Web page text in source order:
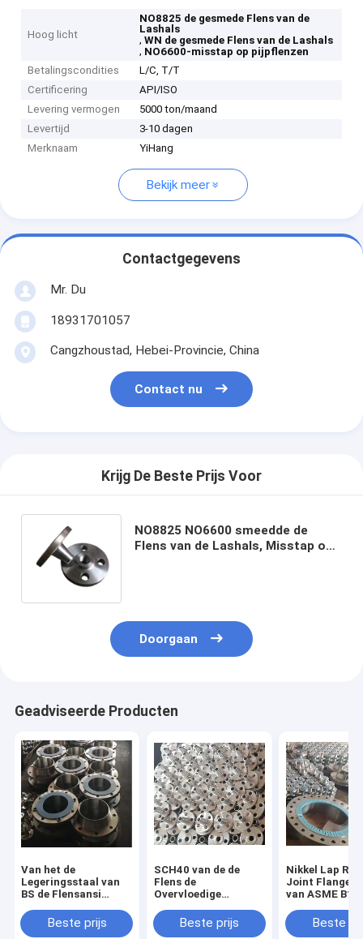
Hoog licht
NO8825 de gesmede Flens van de
Lashals
,WN de gesmede Flens van de Lashals
, NO6600-misstap op pijpflenzen
Betalingscondities
L/C, T/T
Certificering
API/ISO
Levering vermogen
5000 ton/maand
Levertijd
3-10 dagen
Merknaam
YiHang
Bekijk meer
Contactgegevens
Mr. Du
18931701057
Cangzhoustad, Hebei-Provincie, China
Contact nu
Krijg De Beste Prijs Voor
NO8825 NO6600 smeedde de
Flens van de Lashals, Misstap op
Doorgaan
Geadviseerde Producten
Van het de
Legeringsstaal van
BS de Flensansi
Hoge
Programmapijp
Beste prijs
SCH40 van de de
Flens de
Overvloedige
Duimstaal Flens van
de het Lassenhals
Beste prijs
Nikkel Lap
Joint Flange
van ASME
Beste